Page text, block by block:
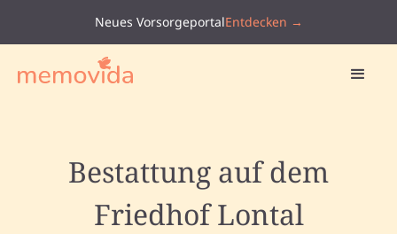
Neues VorsorgeportalEntdecken →
Bestattung auf dem
Friedhof Lontal